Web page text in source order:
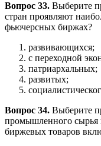
Вопрос 33. Выберите
стран проявляют
фьючерсных биржах?
развивающихся;
с переходной
патриархальных;
развитых;
Вопрос 34. Выберите
промышленного сырья
биржевых товаров